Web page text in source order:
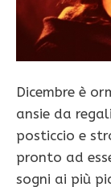
Dicembre è
ansie da
posticcio e
pronto ad
sogni ai più